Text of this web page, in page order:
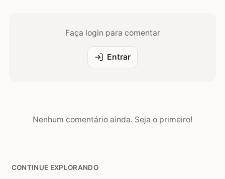
Faça login para comentar
Entrar
Nenhum comentário ainda. Seja o primeiro!
CONTINUE EXPLORANDO